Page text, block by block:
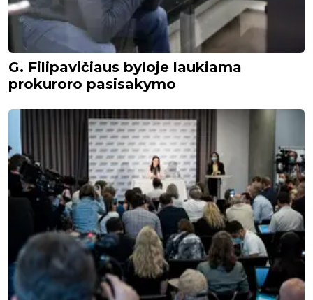
G. Filipavičiaus byloje laukiama
prokuroro pasisakymo